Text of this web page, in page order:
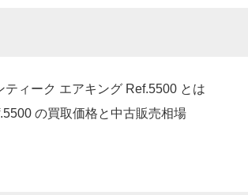
ティーク エアキング Ref.5500 とは
の買取価格と中古販売相場